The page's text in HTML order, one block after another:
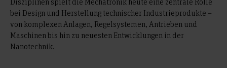
bei Design und Herstellung technischer Industrieprodukte –
von komplexen Anlagen, Regelsystemen, Antrieben und
Maschinen bis hin zu neuesten Entwicklungen in der
Nanotechnik.